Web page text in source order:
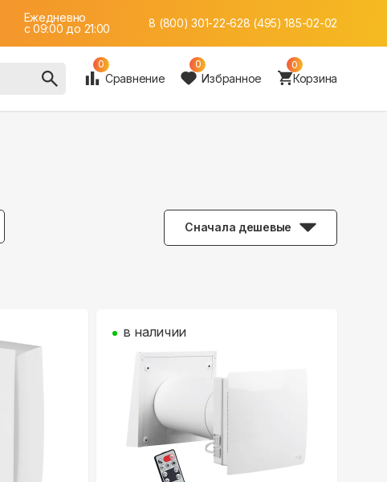
Ежедневно
c 09:00 до 21:00
8 (800) 301-22-628 (495) 185-02-02
0
Сравнение
0
Избранное
0
Корзина
Сначала дешевые
в наличии